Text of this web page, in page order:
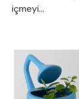
içmeyi...